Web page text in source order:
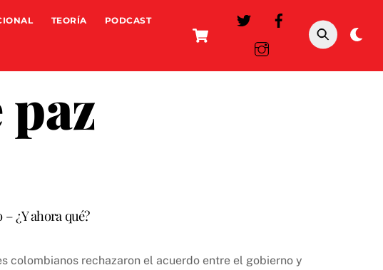
Cart
TEORÍA PODCAST
¿Y ahora qué?
colombianos rechazaron el acuerdo entre el gobierno y